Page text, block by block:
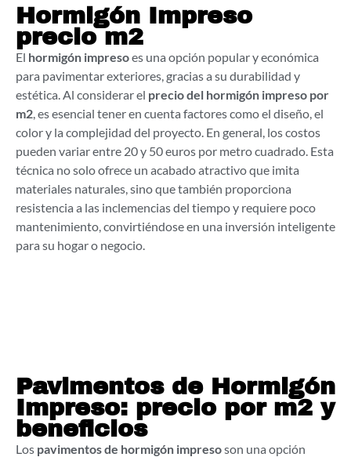
Hormigón Impreso
precio m2
El hormigón impresoes una opción popular y económica
para pavimentar exteriores, gracias a su durabilidad y
estética. Al considerar el precio del hormigón impreso por
m2, es esencial tener en cuenta factores como el diseño, el
color y la complejidad del proyecto. En general, los costos
pueden variar entre 20 y 50 euros por metro cuadrado. Esta
técnica no solo ofrece un acabado atractivo que imita
materiales naturales, sino que también proporciona
resistencia a las inclemencias del tiempo y requiere poco
mantenimiento, convirtiéndose en una inversión inteligente
para su hogar o negocio.
Pavimentos de Hormigón
Impreso: precio por m2 y
beneficios
Los pavimentos de hormigón impresoson una opción